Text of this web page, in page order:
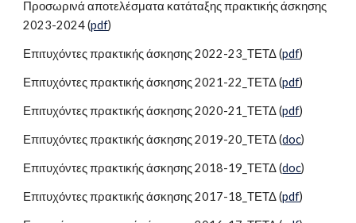
Προσωρινά αποτελέσματα κατάταξης πρακτικής άσκησης
2023-2024 (pdf)
Επιτυχόντες πρακτικής άσκησης 2022-23 _ΤΕΤΔ (pdf)
Επιτυχόντες πρακτικής άσκησης 2021-22 _ΤΕΤΔ (pdf)
Επιτυχόντες πρακτικής άσκησης 2020-21_ΤΕΤΔ (pdf)
Επιτυχόντες πρακτικής άσκησης 2019-20_ΤΕΤΔ(doc)
Επιτυχόντες πρακτικής άσκησης 2018-19_ΤΕΤΔ(doc)
Επιτυχόντες πρακτικής άσκησης 2017-18_ΤΕΤΔ(pdf)